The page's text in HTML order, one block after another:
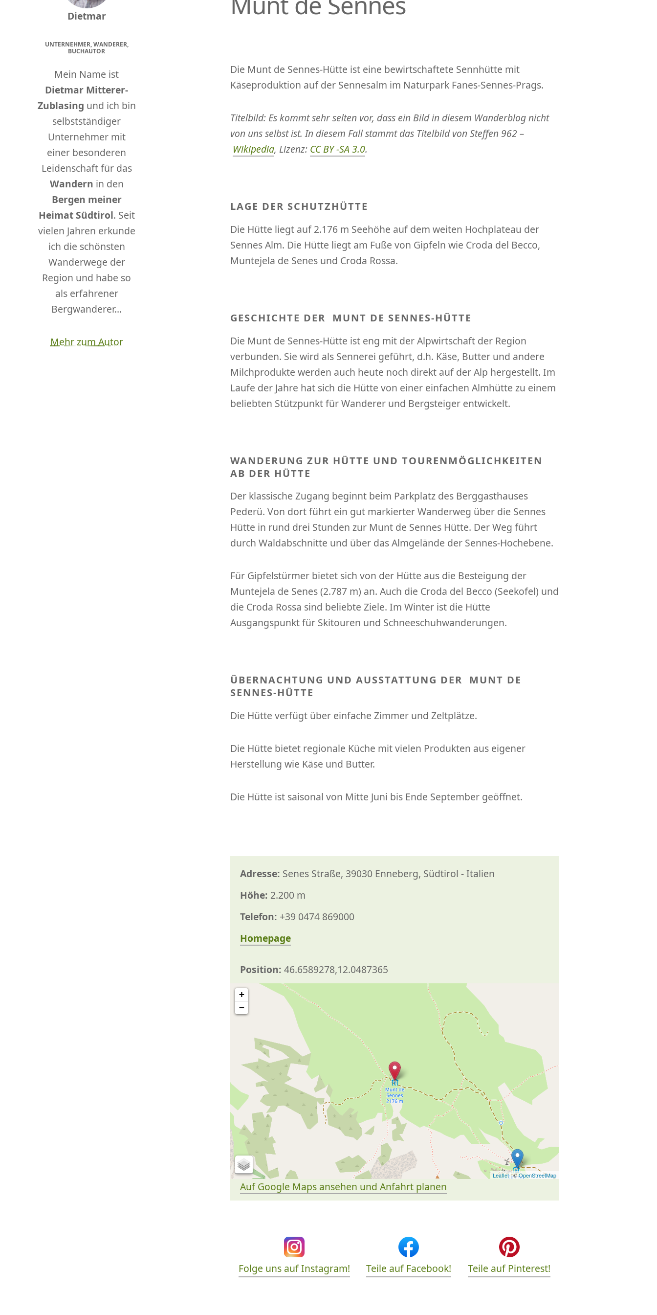
Adresse: Senes Straße, 39030 Enneberg, Südtirol - Italien
Höhe: 2.200 m
Telefon: +39 0474 869000
Homepage
Position: 46.6589278,12.0487365
+
−
Leaflet| ©OpenStreetMap
Auf Google Maps ansehen und Anfahrt planen
Die Munt de Sennes-Hütte ist eine bewirtschaftete Sennhütte mit
Käseproduktion auf der Sennesalm im Naturpark Fanes-Sennes-Prags.
Titelbild: Es kommt sehr selten vor, dass ein Bild in diesem Wanderblog nicht
von uns selbst ist. In diesem Fall stammt das Titelbild von Steffen 962 –
Wikipedia, Lizenz: CC BY -SA 3.0.
LAGE DER SCHUTZHÜTTE
Die Hütte liegt auf 2.176 m Seehöhe auf dem weiten Hochplateau der
Sennes Alm. Die Hütte liegt am Fuße von Gipfeln wie Croda del Becco,
Muntejela de Senes und Croda Rossa.
GESCHICHTE DER MUNT DE SENNES-HÜTTE
Die Munt de Sennes-Hütte ist eng mit der Alpwirtschaft der Region
verbunden. Sie wird als Sennerei geführt, d.h. Käse, Butter und andere
Milchprodukte werden auch heute noch direkt auf der Alp hergestellt. Im
Laufe der Jahre hat sich die Hütte von einer einfachen Almhütte zu einem
beliebten Stützpunkt für Wanderer und Bergsteiger entwickelt.
WANDERUNG ZUR HÜTTE UND TOURENMÖGLICHKEITEN
AB DER HÜTTE
Der klassische Zugang beginnt beim Parkplatz des Berggasthauses
Pederü. Von dort führt ein gut markierter Wanderweg über die Sennes
Hütte in rund drei Stunden zur Munt de Sennes Hütte. Der Weg führt
durch Waldabschnitte und über das Almgelände der Sennes-Hochebene.
Für Gipfelstürmer bietet sich von der Hütte aus die Besteigung der
Muntejela de Senes (2.787 m) an. Auch die Croda del Becco (Seekofel) und
die Croda Rossa sind beliebte Ziele. Im Winter ist die Hütte
Ausgangspunkt für Skitouren und Schneeschuhwanderungen.
ÜBERNACHTUNG UND AUSSTATTUNG DER MUNT DE
SENNES-HÜTTE
Die Hütte verfügt über einfache Zimmer und Zeltplätze.
Die Hütte bietet regionale Küche mit vielen Produkten aus eigener
Herstellung wie Käse und Butter.
Die Hütte ist saisonal von Mitte Juni bis Ende September geöffnet.
Folge uns auf Instagram! Teile auf Facebook! Teile auf Pinterest!
Dietmar
UNTERNEHMER, WANDERER,
BUCHAUTOR
Mein Name ist
Dietmar Mitterer-
Zublasing und ich bin
selbstständiger
Unternehmer mit
einer besonderen
Leidenschaft für das
Wandern in den
Bergen meiner
Heimat Südtirol. Seit
vielen Jahren erkunde
ich die schönsten
Wanderwege der
Region und habe so
als erfahrener
Bergwanderer...
Mehr zum Autor